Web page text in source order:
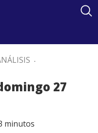
.
27
minutos